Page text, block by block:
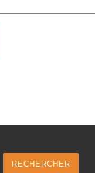
RECHERCHER